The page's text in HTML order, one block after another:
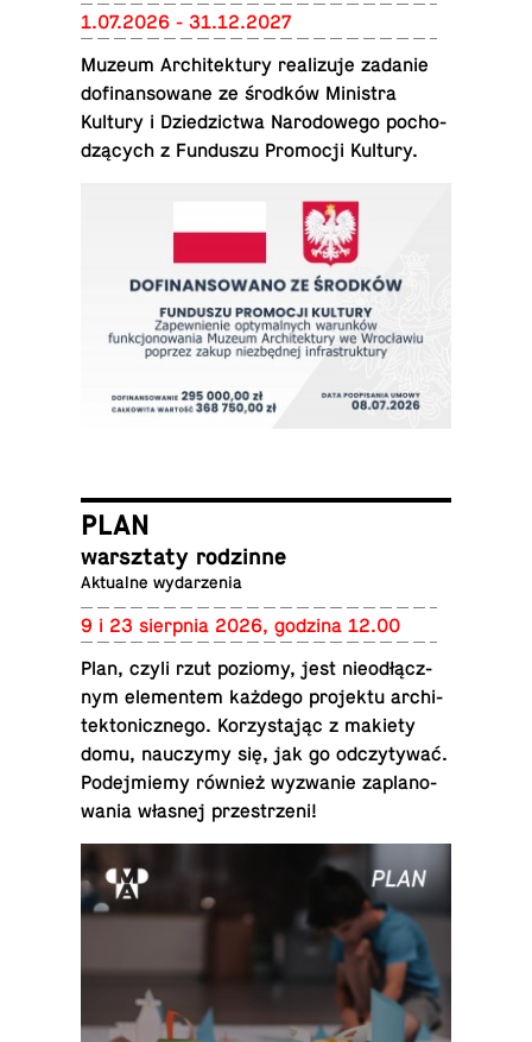
1.07.2026 - 31.12.2027
Muzeum Ar­chi­tek­tu­ry re­ali­zu­je zadanie
do­fi­nan­so­wa­ne ze środków Mi­ni­stra
Kultury i Dzie­dzic­twa Na­ro­do­we­go po­cho­
dzą­cych z Fun­du­szu Pro­mo­cji Kultury.
PLAN
warsz­ta­ty rodzinne
Ak­tu­al­ne wydarzenia
9 i 23 sierp­nia 2026, godzina 12.00
Plan, czyli rzut poziomy, jest nie­od­łącz­
nym ele­men­tem każdego pro­jek­tu ar­chi­
tek­to­nicz­ne­go. Ko­rzy­sta­jąc z makiety
domu, na­uczy­my się, jak go od­czy­ty­wać.
Po­dej­mie­my również wy­zwa­nie za­pla­no­
wa­nia własnej przestrzeni!